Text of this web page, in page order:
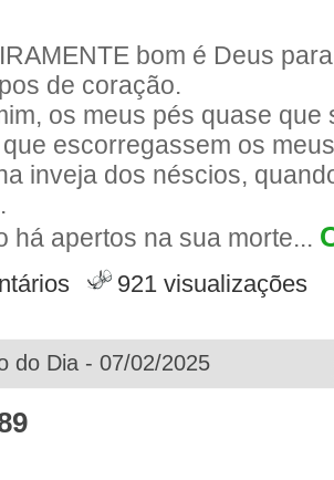
bom é Deus
de coração.
os meus pés quase
escorregassem os
inveja dos néscios,
há apertos na sua morte...
921 visualizações
do Dia - 07/02/2025